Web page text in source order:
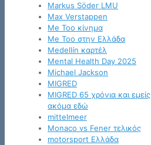
Markus Söder LMU
Max Verstappen
Me Too κίνημα
Me Too στην Ελλάδα
Medellín καρτέλ
Mental Health Day 2025
Michael Jackson
MIGRED
MIGRED 65 χρόνια και εμείς
ακόμα εδώ
mittelmeer
Monaco vs Fener τελικός
motorsport Ελλάδα